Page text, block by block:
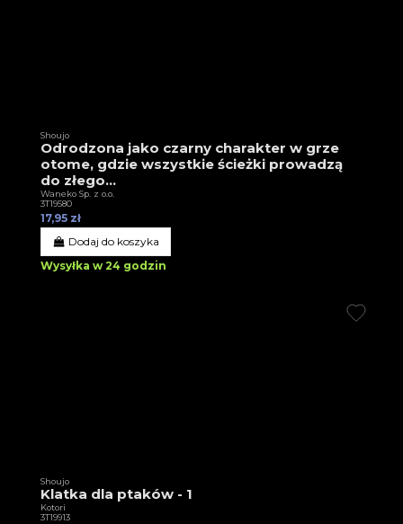
Shoujo
Odrodzona jako czarny charakter w grze
otome, gdzie wszystkie ścieżki prowadzą
do złego...
Waneko Sp. z o.o.
3T19580
17,95 zł
Dodaj do koszyka
Wysyłka w 24 godzin
Shoujo
Klatka dla ptaków - 1
Kotori
3T19913